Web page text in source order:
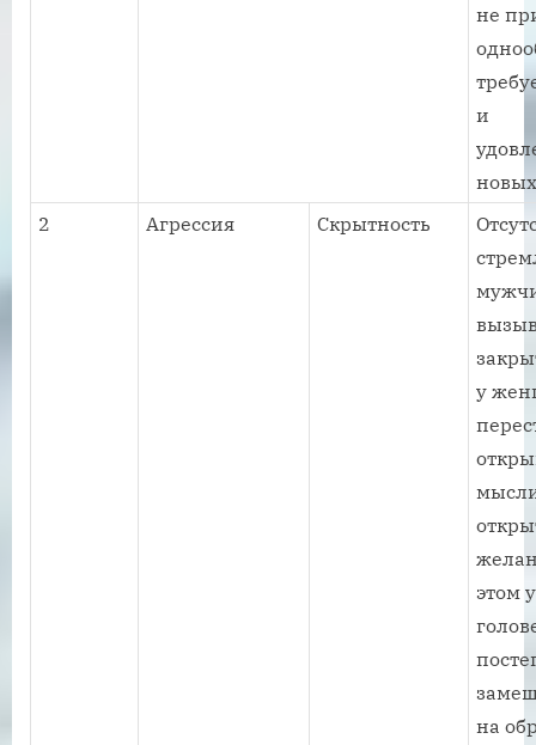
не
и
2
Агрессия Скрытность
у
этом
на